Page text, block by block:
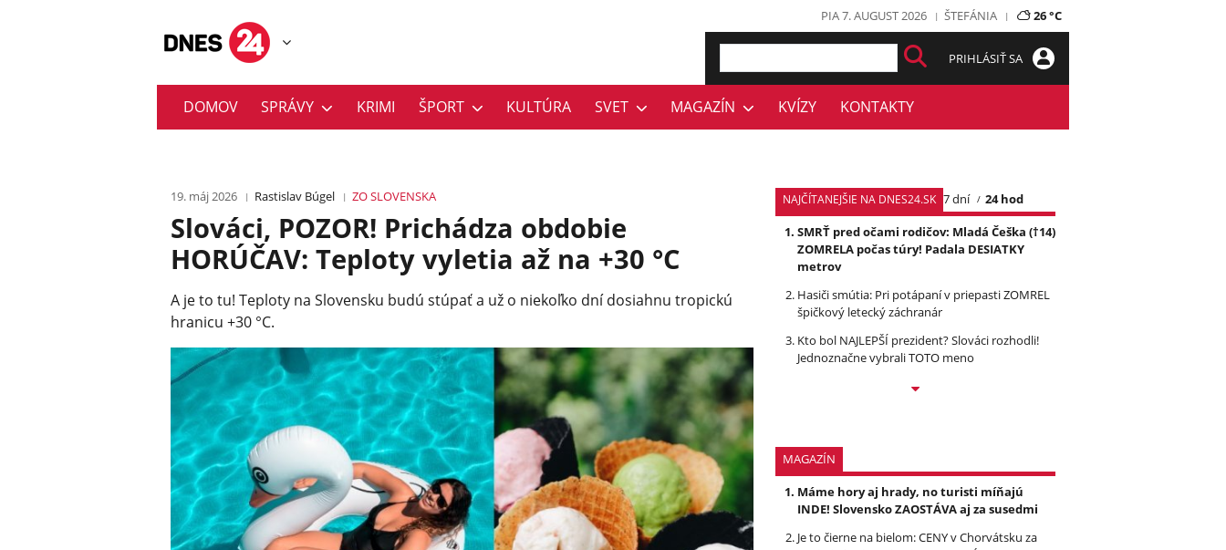
PIA 7. AUGUST 2026 ŠTEFÁNIA 26 °C
PRIHLÁSIŤ SA
DOMOV SPRÁVY KRIMI ŠPORT KULTÚRA SVET MAGAZÍN KVÍZY KONTAKTY
19. máj 2026 Rastislav Búgel ZO SLOVENSKA
Slováci, POZOR! Prichádza obdobie
HORÚČAV: Teploty vyletia až na +30 °C
A je to tu! Teploty na Slovensku budú stúpať a už o niekoľko dní dosiahnu tropickú
hranicu +30 °C.
NAJČÍTANEJŠIE NA DNES24.SK 7 dní
24 hod
SMRŤ pred očami rodičov: Mladá Češka (†14)
ZOMRELA počas túry! Padala DESIATKY
metrov
Hasiči smútia: Pri potápaní v priepasti ZOMREL
špičkový letecký záchranár
Kto bol NAJLEPŠÍ prezident? Slováci rozhodli!
Jednoznačne vybrali TOTO meno
MAGAZÍN
Máme hory aj hrady, no turisti míňajú
INDE! Slovensko ZAOSTÁVA aj za susedmi
Je to čierne na bielom: CENY v Chorvátsku za